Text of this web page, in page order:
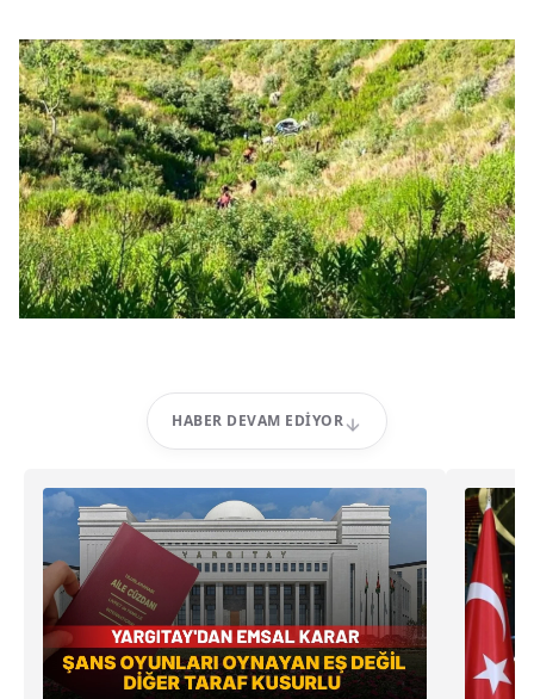
HABER DEVAM EDIYOR